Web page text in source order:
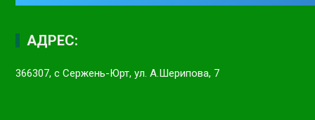
АДРЕС:
366307, с Сержень-Юрт, ул. А.Шерипова, 7